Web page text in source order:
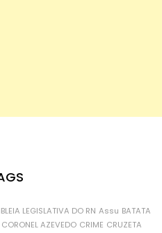
LEGISLATIVA DO RN Assu BATATA
CORONEL AZEVEDO CRIME CRUZETA